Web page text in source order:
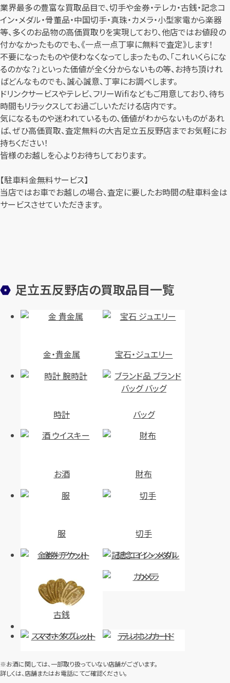
業界最多の豊富な買取品目で、切手や金券・テレカ・古銭・記念コ
イン・メダル・骨董品・中国切手・真珠・カメラ・小型家電から楽器
等、多くのお品物の高価買取りを実現しており、他店ではお値段の
付かなかったものでも、《一点一点丁寧に無料で査定》します！
不要になったものや使わなくなってしまったもの、「これいくらにな
るのかな？」といった価値が全く分からないもの等、お持ち頂けれ
ばどんなものでも、誠心誠意、丁寧にお調べします。
ドリンクサービスやテレビ、フリーWifiなどもご用意しており、待ち
時間もリラックスしてお過ごしいただける店内です。
気になるものや迷われているもの、価値がわからないものがあれ
ば、ぜひ高価買取、査定無料の大吉足立五反野店までお気軽にお
持ちください！
皆様のお越しを心よりお待ちしております。
【駐車料金無料サービス】
当店ではお車でお越しの場合、査定に要したお時間の駐車料金は
サービスさせていただきます。
足立五反野店の買取品目一覧
金・貴金属 宝石・ジュエリー
時計 バッグ
お酒 財布
服
切手
金券・チケット
記念コイン・メダル
古銭
カメラ
スマホ・タブレット テレホンカード
※お酒に関しては、一部取り扱っていない店舗がございます。
詳しくは、店舗またはお電話にてご確認ください。